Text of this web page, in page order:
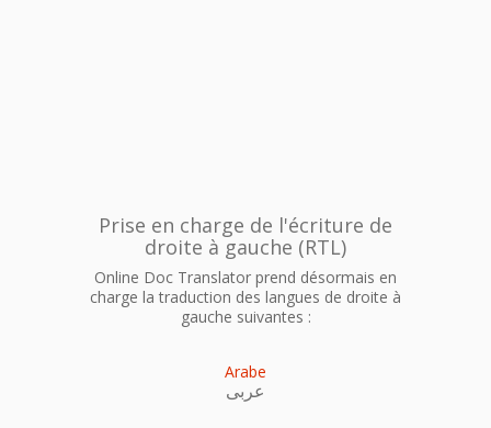
Prise en charge de l'écriture de
droite à gauche (RTL)
Online Doc Translator prend désormais en
charge la traduction des langues de droite à
gauche suivantes :
Arabe
عربى